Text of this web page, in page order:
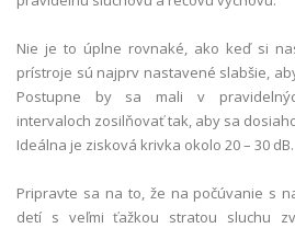
Nie je to úplne rovnaké, ako keď si
prístroje sú najprv nastavené slabšie,
Postupne by sa mali v
intervaloch zosilňovať tak, aby sa
Ideálna je zisková krivka okolo 20 – 30 dB.
Pripravte sa na to, že na počúvanie s
detí s veľmi ťažkou stratou sluchu